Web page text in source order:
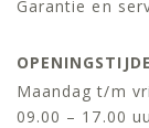
Garantie en
Maandag t/m
09.00 – 17.00